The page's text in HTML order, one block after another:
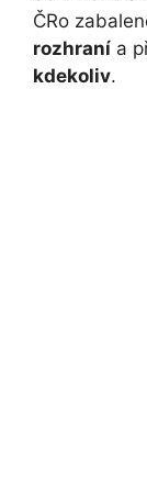
ČRo
rozhraní a
kdekoliv.